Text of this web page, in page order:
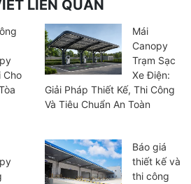
LIÊN QUAN
Cho
Mái
Canopy
Trạm Sạc
Xe Điện:
Giải Pháp Thiết Kế, Thi Công
Và Tiêu Chuẩn An Toàn
Báo giá
thiết kế và
thi công